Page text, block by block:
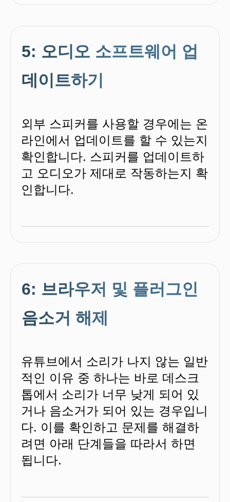
5: 오디오 소프트웨어 업
데이트하기
외부 스피커를 사용할 경우에는 온
라인에서 업데이트를 할 수 있는지
확인합니다. 스피커를 업데이트하
고 오디오가 제대로 작동하는지 확
인합니다.
6: 브라우저 및 플러그인
음소거 해제
유튜브에서 소리가 나지 않는 일반
적인 이유 중 하나는 바로 데스크
톱에서 소리가 너무 낮게 되어 있
거나 음소거가 되어 있는 경우입니
다. 이를 확인하고 문제를 해결하
려면 아래 단계들을 따라서 하면
됩니다.